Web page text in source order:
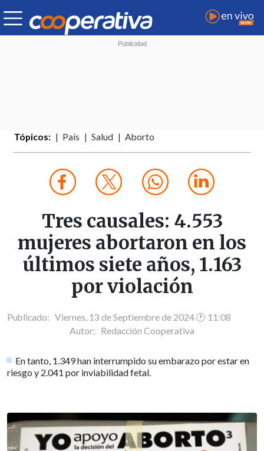
Tópicos: País Salud Aborto
Tres causales: 4.553
mujeres abortaron en los
últimos siete años, 1.163
por violación
Publicado: Viernes, 13 de Septiembre de 2024 🕐 11:08
Autor: Redacción Cooperativa
En tanto, 1.349 han interrumpido su embarazo por estar en
riesgo y 2.041 por inviabilidad fetal.